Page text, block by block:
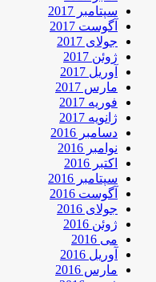
سپتامبر 2017
آگوست 2017
جولای 2017
ژوئن 2017
آوریل 2017
مارس 2017
فوریه 2017
ژانویه 2017
دسامبر 2016
نوامبر 2016
اکتبر 2016
سپتامبر 2016
آگوست 2016
جولای 2016
ژوئن 2016
می 2016
آوریل 2016
مارس 2016